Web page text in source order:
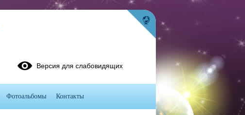
Версия для слабовидящих
Фотоальбомы Контакты